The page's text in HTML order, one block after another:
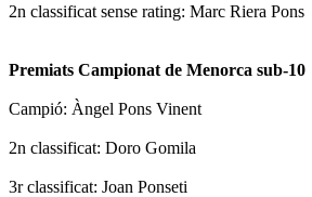
2n classificat sense rating: Marc Riera Pons
Premiats Campionat de Menorca sub-10
Campió: Àngel Pons Vinent
2n classificat: Doro Gomila
3r classificat: Joan Ponseti